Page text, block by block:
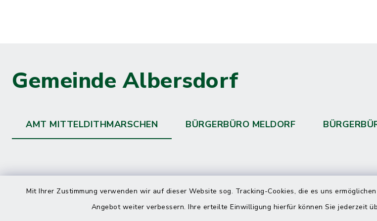
Mit Ihrer Zustimmung verwenden wir auf dieser Website sog. Tracking-Cookies, die es uns
Angebot weiter verbessern. Ihre erteilte Einwilligung hierfür können Sie jederzeit
Gemeinde Albersdorf
AMT MITTELDITHMARSCHEN BÜRGERBÜRO MELDORF
Kontakt
direkte telefonische
Durchwahl